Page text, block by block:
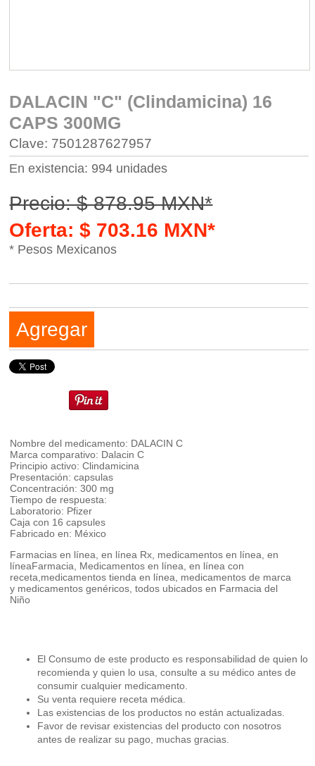
DALACIN "C" (Clindamicina) 16
CAPS 300MG
Clave: 7501287627957
En existencia: 994 unidades
Precio: $ 878.95 MXN*
Oferta: $ 703.16 MXN*
* Pesos Mexicanos
Agregar
Nombre del medicamento: DALACIN C
Marca comparativo: Dalacin C
Principio activo: Clindamicina
Presentación: capsulas
Concentración: 300 mg
Tiempo de respuesta:
Laboratorio: Pfizer
Caja con 16 capsules
Fabricado en: México
Farmacias en línea, en línea Rx, medicamentos en línea, en
líneaFarmacia, Medicamentos en línea, en línea con
receta,medicamentos tienda en línea, medicamentos de marca
y medicamentos genéricos, todos ubicados en Farmacia del
Niño
El Consumo de este producto es responsabilidad de quien lo
recomienda y quien lo usa, consulte a su médico antes de
consumir cualquier medicamento.
Su venta requiere receta médica.
Las existencias de los productos no están actualizadas.
Favor de revisar existencias del producto con nosotros
antes de realizar su pago, muchas gracias.